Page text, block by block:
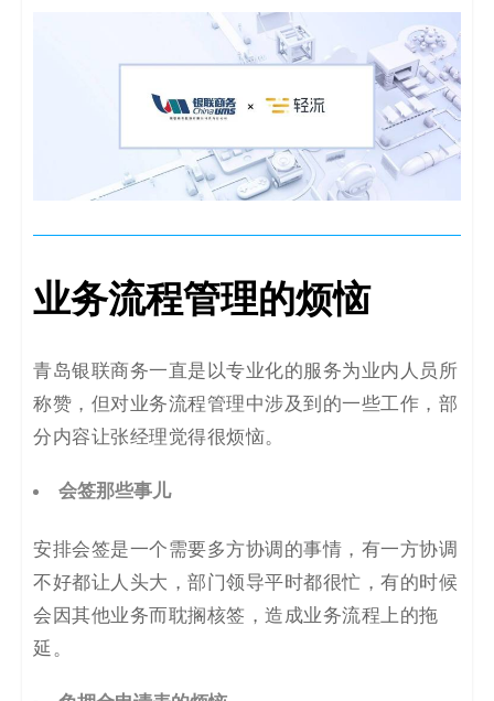
业务流程管理的烦恼
青岛银联商务一直是以专业化的服务为业内人员所
称赞，但对业务流程管理中涉及到的一些工作，部
分内容让张经理觉得很烦恼。
会签那些事儿
安排会签是一个需要多方协调的事情，有一方协调
不好都让人头大，部门领导平时都很忙，有的时候
会因其他业务而耽搁核签，造成业务流程上的拖
延。